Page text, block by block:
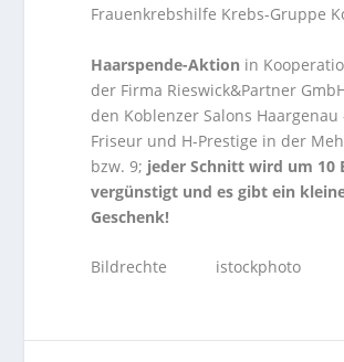
Frauenkrebshilfe Krebs-Gruppe
Haarspende-Aktion in
der Firma Rieswick&Partner
den Koblenzer Salons Haargenau
Friseur und H-Prestige in der
bzw. 9; jeder Schnitt wird um 10
vergünstigt und es gibt ein
Geschenk!
Bildrechte istockphoto